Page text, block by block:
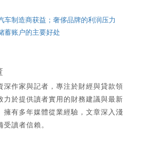
车制造商获益；奢侈品牌的利润压力
蓄账户的主要好处
深作家與記者，專注於財經與貸款領
力於提供讀者實用的財務建議與最新
擁有多年媒體從業經驗，文章深入淺
受讀者信賴。